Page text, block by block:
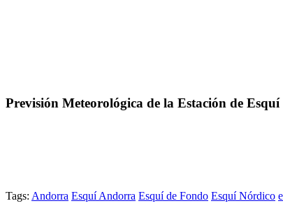
Previsión Meteorológica de la Estación de
Tags: Andorra Esquí Andorra Esquí de Fondo Esquí Nórdico